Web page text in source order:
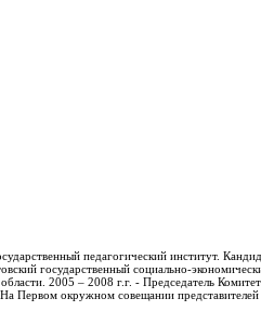
педагогический институт.
государственный социально-
2005 – 2008 г.г. - Председатель
Первом окружном совещании